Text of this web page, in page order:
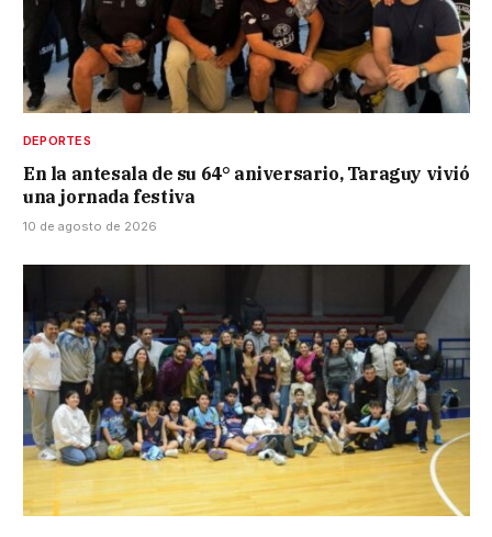
DEPORTES
En la antesala de su 64° aniversario, Taraguy vivió
una jornada festiva
10 de agosto de 2026